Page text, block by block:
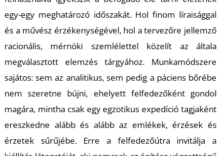
egy-egy meghatározó időszakát. Hol finom líraisággal
és a művész érzékenységével, hol a tervezőre jellemző
racionális, mérnöki szemlélettel közelít az általa
megválasztott elemzés tárgyához. Munkamódszere
sajátos: sem az analitikus, sem pedig a páciens bőrébe
nem szeretne bújni, ehelyett felfedezőként gondol
magára, mintha csak egy egzotikus expedíció tagjaként
ereszkedne alább és alább az emlékek, érzések és
érzetek sűrűjébe. Erre a felfedezőútra invitálja a